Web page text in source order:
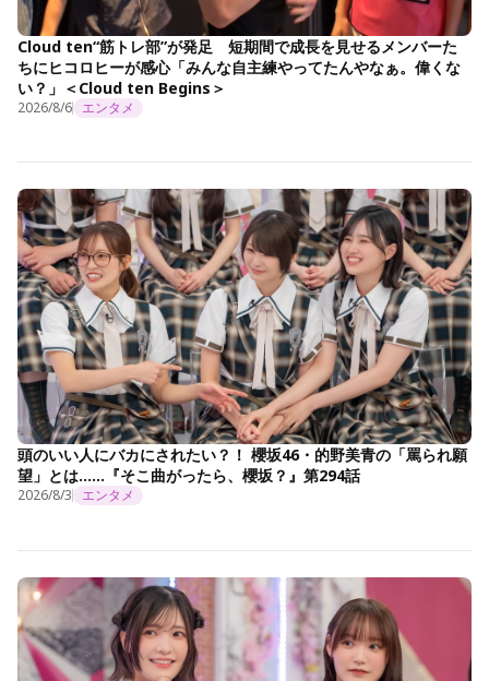
Cloud ten“筋トレ部”が発足 短期間で成長を見せるメンバーた
ちにヒコロヒーが感心「みんな自主練やってたんやなぁ。偉くな
い？」＜Cloud ten Begins＞
2026/8/6 エンタメ
頭のいい人にバカにされたい？！ 櫻坂46・的野美青の「罵られ願
望」とは……『そこ曲がったら、櫻坂？』第294話
2026/8/3 エンタメ